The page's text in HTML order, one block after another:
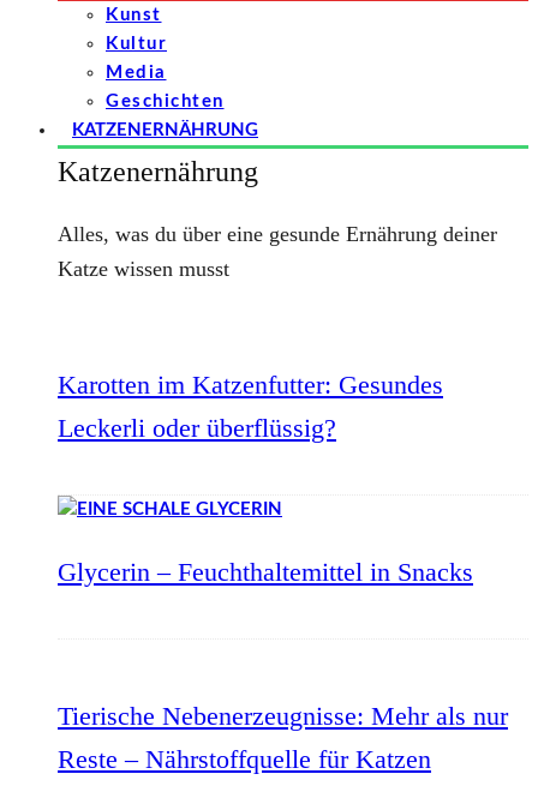
Kunst
Kultur
Media
Geschichten
KATZENERNÄHRUNG
Katzenernährung
Alles, was du über eine gesunde Ernährung deiner
Katze wissen musst
Karotten im Katzenfutter: Gesundes
Leckerli oder überflüssig?
Glycerin – Feuchthaltemittel in Snacks
Tierische Nebenerzeugnisse: Mehr als nur
Reste – Nährstoffquelle für Katzen